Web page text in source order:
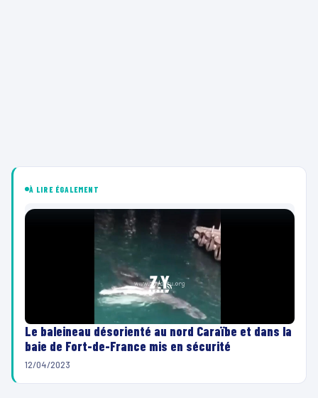
À LIRE ÉGALEMENT
Le baleineau désorienté au nord Caraïbe et dans la
baie de Fort-de-France mis en sécurité
12/04/2023